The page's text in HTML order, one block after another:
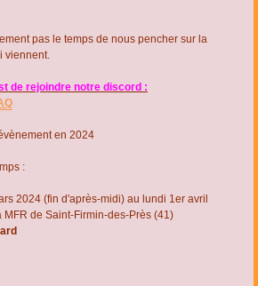
pas le temps de nous pencher sur la
viennent.
de rejoindre notre discord :
en 2024
:
2024 (fin d'après-midi) au lundi 1er avril
de Saint-Firmin-des-Près (41)